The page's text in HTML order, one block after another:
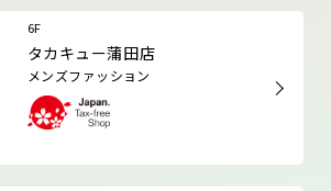
6F
タカキュー蒲田店
メンズファッション